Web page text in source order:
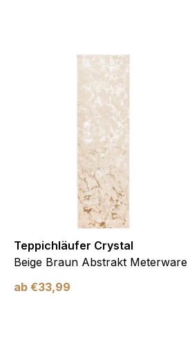
Teppichläufer Crystal
Beige Braun Abstrakt Meterware
ab €33,99